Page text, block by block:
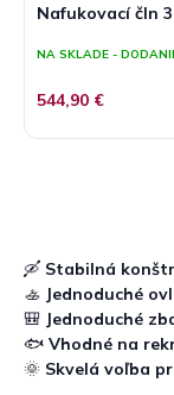
Nafukovací čln
NA SKLADE -
544,90 €
🛶 Stabilná
🚣 Jednoduché
🎒 Jednoduché
🐟 Vhodné na
🌞 Skvelá voľba